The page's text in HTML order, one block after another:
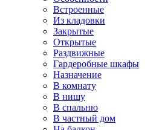
Встроенные
Из кладовки
Закрытые
Открытые
Раздвижные
Гардеробные шкафы
Назначение
В комнату
В нишу
В спальню
В частный дом